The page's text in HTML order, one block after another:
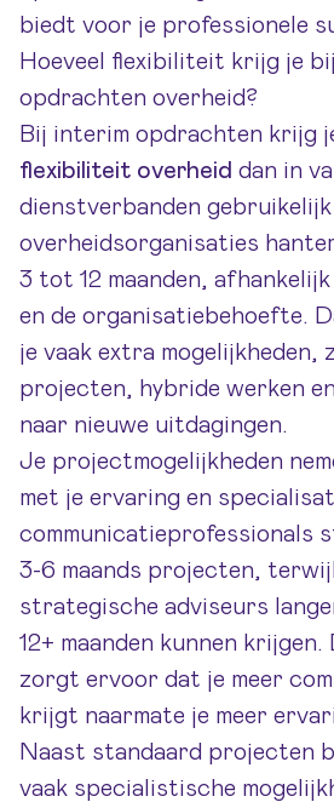
biedt voor je professionele
Hoeveel flexibiliteit krijg je
opdrachten overheid?
Bij interim opdrachten krijg
flexibiliteit overheid dan in
dienstverbanden gebruikelijk
overheidsorganisaties
3 tot 12 maanden,
en de organisatiebehoefte.
je vaak extra mogelijkheden,
projecten, hybride werken
naar nieuwe uitdagingen.
Je projectmogelijkheden
met je ervaring en
communicatieprofessionals
3-6 maands projecten,
strategische adviseurs
12+ maanden kunnen
zorgt ervoor dat je meer
krijgt naarmate je meer
Naast standaard projecten
vaak specialistische